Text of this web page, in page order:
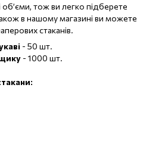
об’єми, тож ви легко підберете
в нашому магазині ви можете
стаканів.
- 50 шт.
- 1000 шт.